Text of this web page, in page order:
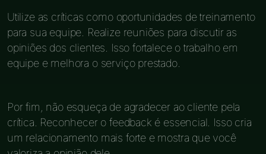
Utilize as críticas como oportunidades de treinamento
para sua equipe. Realize reuniões para discutir as
opiniões dos clientes. Isso fortalece o trabalho em
equipe e melhora o serviço prestado.
Por fim, não esqueça de agradecer ao cliente pela
crítica. Reconhecer o feedback é essencial. Isso cria
um relacionamento mais forte e mostra que você